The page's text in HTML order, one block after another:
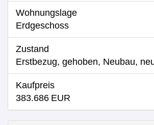
Wohnungslage
Erdgeschoss
Zustand
Erstbezug, gehoben, Neubau,
Kaufpreis
383.686 EUR